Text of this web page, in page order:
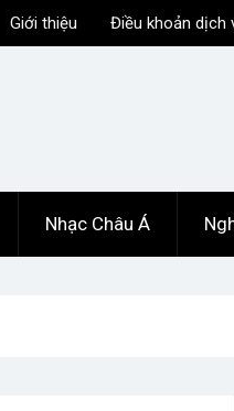
Giới thiệu Điều khoản dịch
Nhạc Châu Á